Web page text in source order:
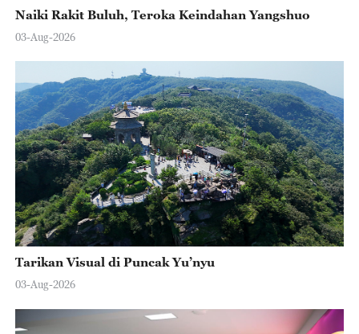
Naiki Rakit Buluh, Teroka Keindahan Yangshuo
03-Aug-2026
Tarikan Visual di Puncak Yu’nyu
03-Aug-2026